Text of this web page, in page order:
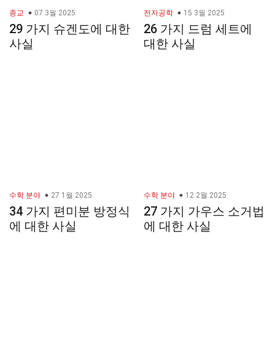
종교 07 3월 2025
29 가지 슈겐도에 대한
사실
전자공학 15 3월 2025
26 가지 드럼 세트에
대한 사실
수학 분야 27 1월 2025
34 가지 편미분 방정식
에 대한 사실
수학 분야 12 2월 2025
27 가지 가우스 소거법
에 대한 사실